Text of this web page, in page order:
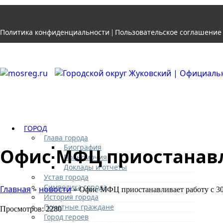
Политика конфиденциальности | Пользовательское соглашение
ГОРОД
Глава города
Биография
Полномочия
Доклады и отчеты
Устав города
Символика города
История города
Почетные граждане
Город героев
Офис МФЦ
Главная» новости» Офис МФЦ приостанавливает работу с 30
Просмотров: 2280